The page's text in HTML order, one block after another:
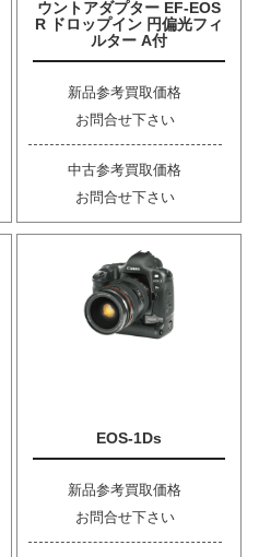
ウントアダプター EF-EOS
R ドロップイン 円偏光フィ
ルター A付
新品参考買取価格
お問合せ下さい
中古参考買取価格
お問合せ下さい
EOS-1Ds
新品参考買取価格
お問合せ下さい